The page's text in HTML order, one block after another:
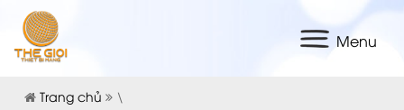
Menu
Trang chủ \